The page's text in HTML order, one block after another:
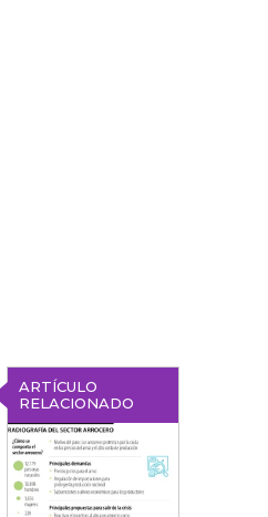
ARTÍCULO
RELACIONADO